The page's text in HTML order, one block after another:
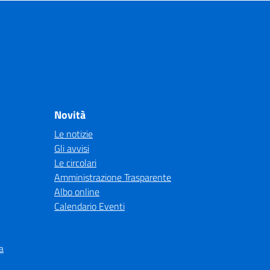
Novità
Le notizie
Gli avvisi
Le circolari
Amministrazione Trasparente
Albo online
Calendario Eventi